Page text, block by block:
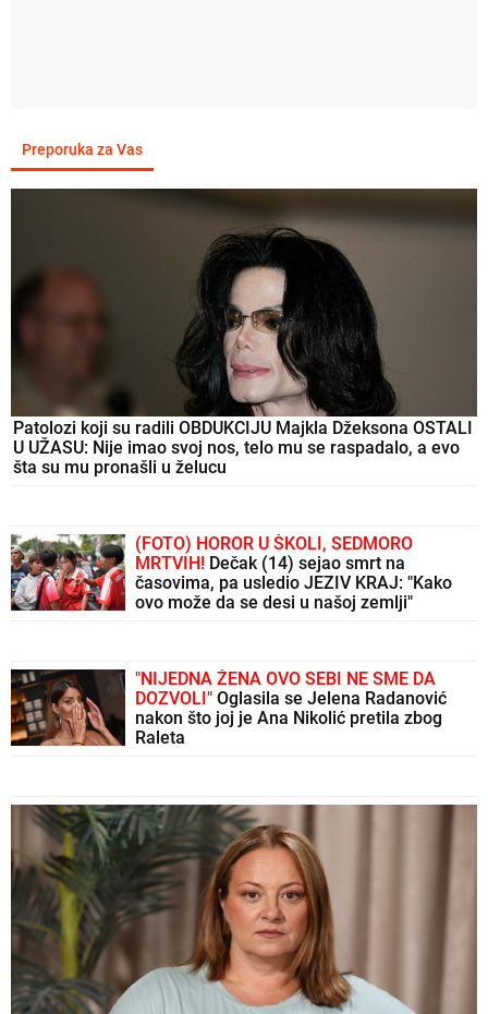
Preporuka za Vas
Patolozi koji su radili OBDUKCIJU Majkla Džeksona OSTALI
U UŽASU: Nije imao svoj nos, telo mu se raspadalo, a evo
šta su mu pronašli u želucu
(FOTO) HOROR U ŠKOLI, SEDMORO
MRTVIH! Dečak (14) sejao smrt na
časovima, pa usledio JEZIV KRAJ: "Kako
ovo može da se desi u našoj zemlji"
"NIJEDNA ŽENA OVO SEBI NE SME DA
DOZVOLI" Oglasila se Jelena Radanović
nakon što joj je Ana Nikolić pretila zbog
Raleta